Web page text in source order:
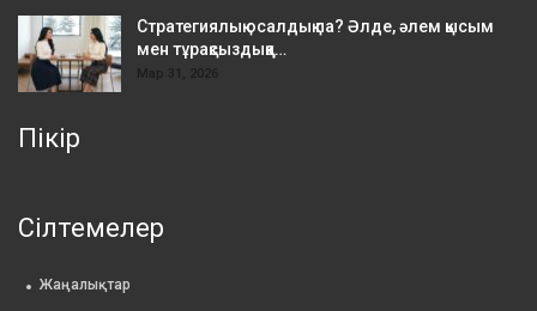
Стратегиялық осалдық па? Әлде, әлем қысым
мен тұрақсыздыққа…
Мар 31, 2026
Пікір
Сілтемелер
Жаңалықтар